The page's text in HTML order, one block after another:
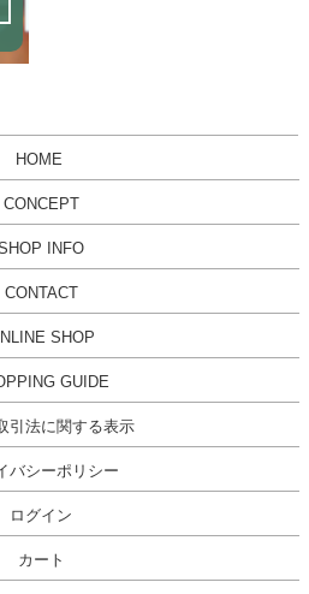
HOME
CONCEPT
INFO
CONTACT
SHOP
GUIDE
引法に関する表示
バシーポリシー
ログイン
カート